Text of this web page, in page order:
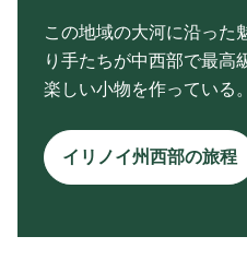
この地域の大河に沿った
り手たちが中西部で最高
楽しい小物を作っている。
イリノイ州西部の旅程